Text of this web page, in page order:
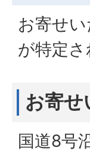
お寄せ
が特定
お寄せ
国道8号